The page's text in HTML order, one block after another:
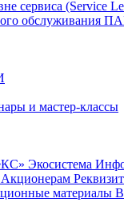
сервиса (Service
обслуживания
и мастер-классы
Экосистема
Акционерам
материалы В